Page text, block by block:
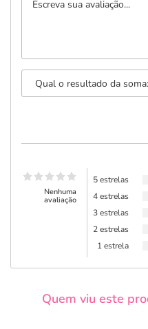
Nenhuma
avaliação
5 estrelas
4 estrelas
3 estrelas
2 estrelas
1 estrela
Quem viu este